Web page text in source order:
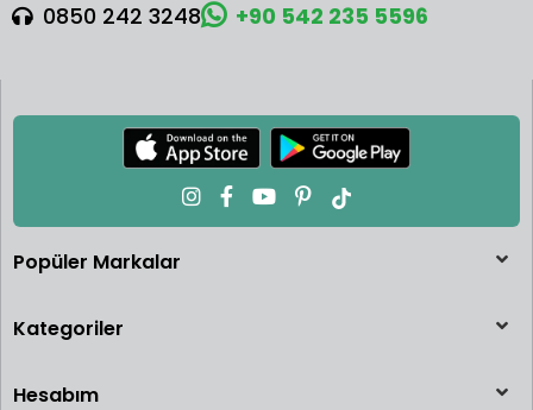
0850 242 3248 +90 542 235 5596
Popüler Markalar
Kategoriler
Hesabım